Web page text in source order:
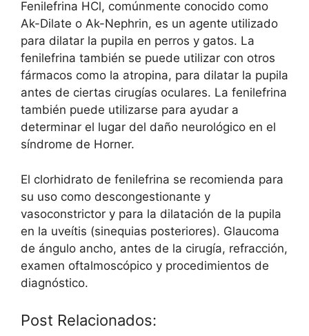
Fenilefrina HCl, comúnmente conocido como
Ak-Dilate o Ak-Nephrin, es un agente utilizado
para dilatar la pupila en perros y gatos. La
fenilefrina también se puede utilizar con otros
fármacos como la atropina, para dilatar la pupila
antes de ciertas cirugías oculares. La fenilefrina
también puede utilizarse para ayudar a
determinar el lugar del daño neurológico en el
síndrome de Horner.
El clorhidrato de fenilefrina se recomienda para
su uso como descongestionante y
vasoconstrictor y para la dilatación de la pupila
en la uveítis (sinequias posteriores). Glaucoma
de ángulo ancho, antes de la cirugía, refracción,
examen oftalmoscópico y procedimientos de
diagnóstico.
Post Relacionados: